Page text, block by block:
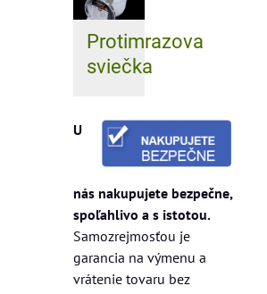
Protimrazova
sviečka
U
nás nakupujete bezpečne,
spoľahlivo a s istotou.
Samozrejmosťou je
garancia na výmenu a
vrátenie tovaru bez